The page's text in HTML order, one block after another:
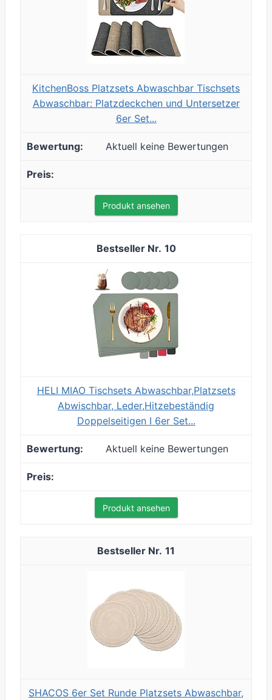
KitchenBoss Platzsets Abwaschbar Tischsets
Abwaschbar: Platzdeckchen und Untersetzer
6er Set...
Aktuell keine Bewertungen
Produkt ansehen
10
HELI MIAO Tischsets Abwaschbar,Platzsets
Abwischbar, Leder,Hitzebeständig
Doppelseitigen I 6er Set...
Aktuell keine Bewertungen
Produkt ansehen
11
SHACOS 6er Set Runde Platzsets Abwaschbar,